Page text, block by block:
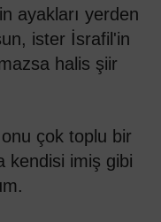
ayakları yerden
ister İsrafil'in
halis şiir
çok toplu bir
kendisi imiş gibi